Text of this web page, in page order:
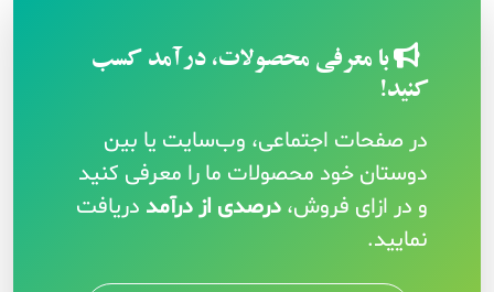
با معرفی محصولات، درآمد کسب
کنید!
در صفحات اجتماعی، وب‌سایت یا بین
دوستان خود محصولات ما را معرفی کنید
و در ازای فروش، درصدی از درآمد دریافت
نمایید.